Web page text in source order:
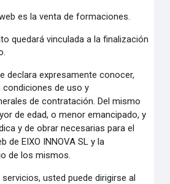
es la venta de formaciones.
quedará vinculada a la finalización
declara expresamente conocer,
condiciones de uso y
de contratación. Del mismo
de edad, o menoremancipado, y
y de obrar necesarias para el
de EIXO INNOVA SL y la
de los mismos.
usted puede dirigirse al